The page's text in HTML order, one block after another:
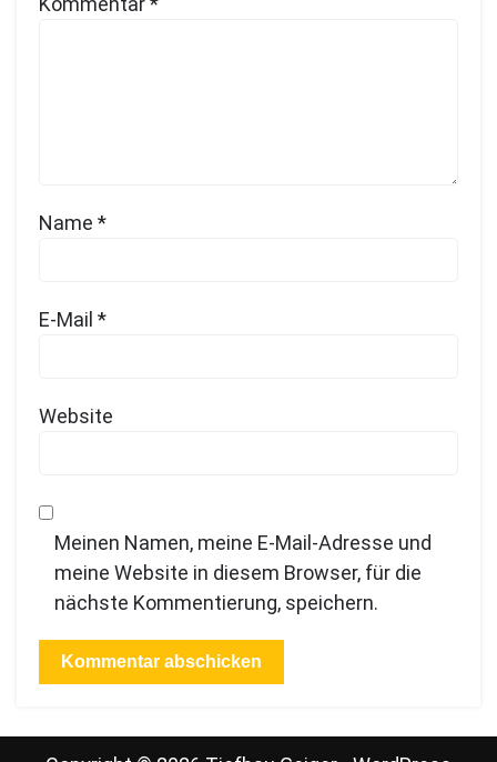
Name *
E-Mail *
Website
Meinen Namen, meine E-Mail-Adresse und
meine Website in diesem Browser, für die
nächste Kommentierung, speichern.